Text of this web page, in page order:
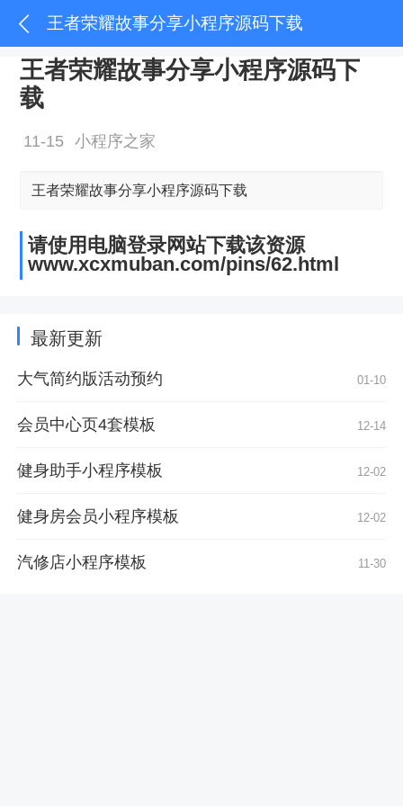
王者荣耀故事分享小程序源码下载
王者荣耀故事分享小程序源码下
载
11-15 小程序之家
王者荣耀故事分享小程序源码下载
请使用电脑登录网站下载该资源
www.xcxmuban.com/pins/62.html
最新更新
大气简约版活动预约 01-10
会员中心页4套模板 12-14
健身助手小程序模板 12-02
健身房会员小程序模板 12-02
汽修店小程序模板 11-30